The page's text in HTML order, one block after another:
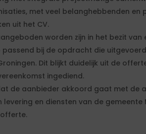
met veel belanghebbenden en
uit het CV.
worden zijn in het bezit
passend bij de opdracht die
Dit blijkt duidelijk uit de
ingediend.
de aanbieder akkoord gaat met de
en diensten van de gemeente